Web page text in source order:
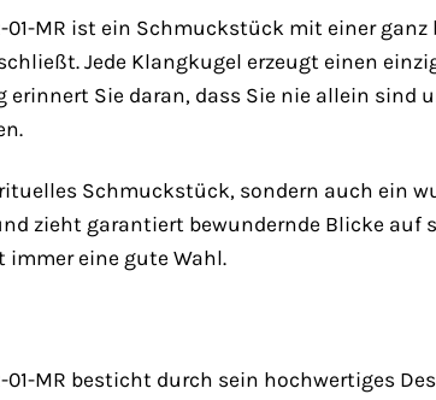
01-MR ist ein Schmuckstück mit einer
Jede Klangkugel erzeugt einen
erinnert Sie daran, dass Sie nie allein sind
Schmuckstück, sondern auch ein
zieht garantiert bewundernde Blicke auf
immer eine gute Wahl.
01-MR besticht durch sein hochwertiges